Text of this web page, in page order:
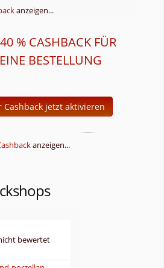
anzeigen...
% CASHBACK FÜR
BESTELLUNG
jetzt aktivieren
anzeigen...
bewertet